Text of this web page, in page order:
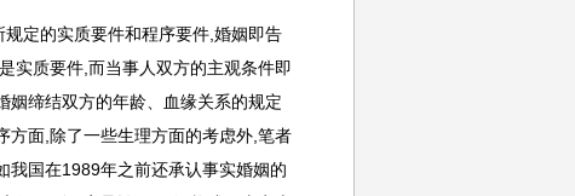
定的实质要件和程序要件,婚姻即告
实质要件,而当事人双方的主观条件即
姻缔结双方的年龄、血缘关系的规定
方面,除了一些生理方面的考虑外,笔者
我国在1989年之前还承认事实婚姻的